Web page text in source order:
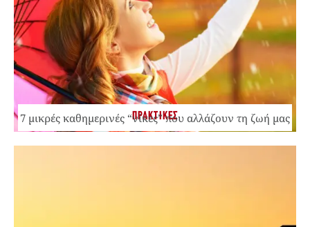
ΠΡΑΚΤΙΚΕΣ
7 μικρές καθημερινές “νίκες” που αλλάζουν τη ζωή μας